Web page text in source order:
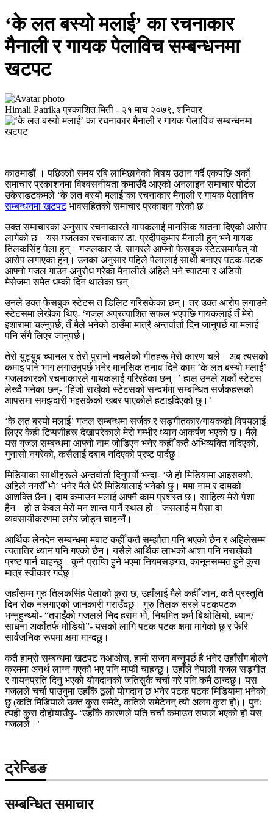
‘के लत बस्यो मलाई’ का रचनाकार
मैनाली र गायक पेलाविच सम्बन्धनमा
खटपट
Himali Patrika प्रकाशित मिती - २१ माघ २०७९, शनिवार
काठमाडौं । पछिल्लो समय रबि लामिछानेको विषय उठान गर्दै एकपछि अर्को
समाचार प्रकाशनमा विश्वसनीयता कमाउँदै आएको अनलाइन समाचार पोर्टल
उकेराडटकमले ‘के लत बस्यो मलाई’का रचनाकार मैनाली र गायक पेलाविच
सम्बन्धनमा खटपटभावसहितको समाचार प्रकाशन गरेको छ।
उक्त समाचारका अनुसार रचनाकारले गायकलाई मानसिक यातना दिएको आरोप
लागेको छ। यस गजलका रचनाकार डा. प्रदीपकुमार मैनाली हुन् भने गायक
तिलकसिंह पेला हुन्। गजलकार जे. सागरले आफ्नो फेसबुक स्टेटसमार्फत् यो
आरोप लगाएका हुन्। उनका अनुसार पहिले पेलालाई साथी बनाएर पटक-पटक
आफ्नो गजल गाउन अनुरोध गरेका मैनालीले अहिले भने च्याटमा र अडियो
मेसेजमा समेत धम्की दिन थालेका छन्।
उनले उक्त फेसबुक स्टेटस त डिलिट गरिसकेका छन्। तर उक्त आरोप लगाउने
स्टेटसमा लेखेका थिए- ‘गजल अप्रत्याशित सफल भएपछि गायकलाई तँ मेरो
इशारामा चल्नुपर्छ, तँ मैले भनेको ठाउँमा मात्रै अन्तर्वार्ता दिन जानुपर्छ या मलाई
पनि सँगै लिएर जानुपर्छ।
तेरो युट्युब च्यानल र तेरो पुरानो नचलेको गीतहरू मेरो कारण चले। अब त्यसको
कमाइ पनि भाग लगाउनुपर्छ भनेर मानसिक तनाव दिने काम ‘के लत बस्यो मलाई’
गजलकारको रचनाकारले गायकलाई गरिरहेका छन्।’ हाल उनले अर्को स्टेटस
लेख्दै भनेका छन्- ‘हिजो राखेको स्टेटसको सन्दर्भमा सम्बन्धित सर्जकहरूको
आपसमा समझदारी भइसकेको खबर पाएकोले हटाइदिएको छु।’
‘के लत बस्यो मलाई’ गजल सम्बन्धमा सर्जक र सङ्गीतकार/गायकको विषयलाई
लिएर केही टिप्पणीहरू देखापरेकाले मेरो गम्भीर ध्यान आकर्षण भएको छ। मैले
यस गजल सम्बन्धमा आफ्नो नाम जोडिएन भनेर कहीँ कतै अभिव्यक्ति नदिएको,
गुनासो नगरेको, कसैलाई दबाब नदिएको प्रष्ट पार्दछु।
मिडियाका साथीहरूले अन्तर्वार्ता दिनुपर्यो भन्दा- ‘जे हो मिडियामा आइसक्यो,
अहिले नगरौँ भो’ भनेर मैले धेरै मिडियालाई भनेको छु। ममा नाम र दामको
आशक्ति छैन। दाम कमाउन मलाई आफ्नै काम प्रशस्त छ। साहित्य मेरो पेशा
हैन। हो त केवल मेरो मन शान्त पार्ने स्थल हो। जसलाई म पैसा वा
व्यवसायीकरणमा लगेर जोड्न चाहन्नँ।
आर्थिक लेनदेन सम्बन्धमा मबाट कहीँ कतै सम्झौता पनि भएको छैन र अहिलेसम्म
त्यतातिर ध्यान पनि गएको छैन। यसैले आर्थिक लाभको आशा पनि नराखेको
प्रष्ट पार्न चाहन्छु। कुनै प्राप्ति हुने भएमा नियमसङ्गत, कानूनसम्मत हुने कुरा
मात्र स्वीकार गर्दछु।
जहाँसम्म गुरु तिलकसिंह पेलाको कुरा छ, उहाँलाई मैले कहीँ जान, कतै प्रस्तुति
दिन रोक नलगाएको जानकारी गराउँदछु। गुरु तिलक सरले पटकपटक
भन्नुहुन्थ्यो- “तपाईंको गजलले निद हराम भो, नियमित कर्म बिथोलियो, ध्यान/
साधना अर्कोतर्फ मोडियो”- यसको लागि पटक पटक क्षमा मागेको छु र फेरि
सार्वजनिक रूपमा क्षमा माग्दछु।
कतै हाम्रो सम्बन्धमा खटपट नआओस्, हामी सजग बन्नुपर्छ है भनेर उहाँसँग बोल्ने
क्रममा अनर्थ लाग्न गएको भए पनि माफी चाहन्छु। उहाँले नेपाली गजल सङ्गीत
र गायनप्रति दिनु भएको योगदानको जतिसुकै चर्चा गरे पनि कमै ठान्दछु। यस
गजलले चर्चा पाउनुमा उहाँकै ठूलो योगदान छ भनेर पटक पटक मिडियामा भनेको
छु (कति मिडियाले उक्त कुरा समेटे, कतिले समेटेनन् त्यो अलग कुरा हो)। पुनः
त्यही कुरा दोहोर्‍याउँछु- ‘उहाँकै कारणले यति चर्चा कमाउन सफल भएको हो यस
गजलले।’
ट्रेन्डिङ
सम्बन्धित समाचार